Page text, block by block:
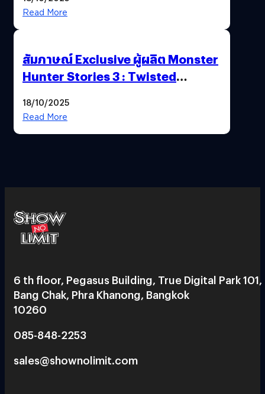
Read More
สัมภาษณ์ Exclusive ผู้ผลิต Monster
Hunter Stories 3 : Twisted
สวยฉ่ำ !
18/10/2025
Read More
6 th floor, Pegasus Building, True Digital Park 101,
Bang Chak, Phra Khanong, Bangkok
10260
085-848-2253
sales@shownolimit.com